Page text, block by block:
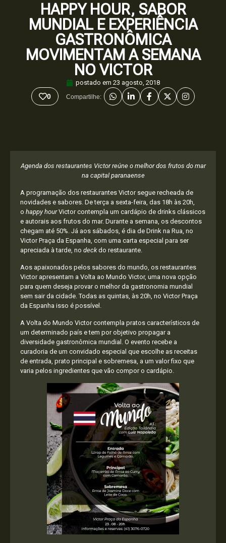
HAPPY HOUR, SABOR
MUNDIAL E EXPERIÊNCIA
GASTRONÔMICA
MOVIMENTAM A SEMANA
NO VICTOR
postado em 23 agosto, 2018
0 Compartilhe:
Agenda dos restaurantes Victor reúne o melhor dos frutos do mar
na capital paranaense
A programação dos restaurantes Victor segue recheada de
novidades e sabores. De terça a sexta-feira, das 18h às 20h,
o happy hourVictor contempla um cardápio de drinks clássicos
e autorais aos frutos do mar. Durante a semana, os descontos
chegam até 50%. Já aos sábados, é dia de Drink na Rua, no
Victor Praça da Espanha, com uma carta especial para ser
apreciada à tarde, no deckdo restaurante.
Aos apaixonados pelos sabores do mundo, os restaurantes
Victor apresentam a Volta ao Mundo Victor, uma nova opção
para quem deseja provar o melhor da gastronomia mundial
sem sair da cidade. Todas as quintas, às 20h, no Victor Praça
da Espanha isso é possível.
A Volta do Mundo Victor contempla pratos característicos de
um determinado país e tem por objetivo propagar a
diversidade gastronômica mundial. O evento recebe a
curadoria de um convidado especial que escolhe as receitas
de entrada, prato principal e sobremesa, a um valor fixo que
varia pelos ingredientes que vão compor o cardápio.